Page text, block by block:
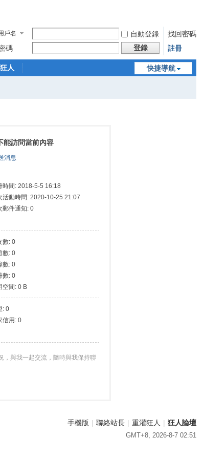
戶名 自動登錄
找回密碼
碼
登錄 註冊
快捷導航
人
能訪問當前內容
消息
時間: 2018-5-5 16:18
活動時間: 2020-10-25 21:07
郵件通知: 0
數: 0
數: 0
數: 0
數: 0
空間: 0 B
: 0
信用: 0
，與我一起交流，隨時與我保持聯
手機版 | 聯絡站長 | 重灌狂人 | 狂人論壇
GMT+8, 2026-8-7 02:51